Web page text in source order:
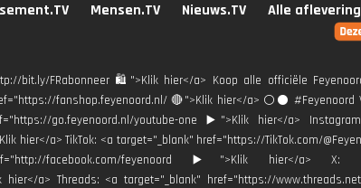
Mensen.TV Nieuws.TV Alle
bit.ly/FRabonneer 🛍">Klik hier</a> Koop alle officiële
fanshop.feyenoord.nl/ 🔴">Klik hier</a> ⚪️⚫ #Feyenoord
go.feyenoord.nl/youtube-one ▶️">Klik hier</a>
hier</a> TikTok: <a target="_blank" href="https://TikTok.com/
facebook.com/feyenoord ▶️">Klik hier</a> X:
a> Threads: <a target="_blank" href="https://